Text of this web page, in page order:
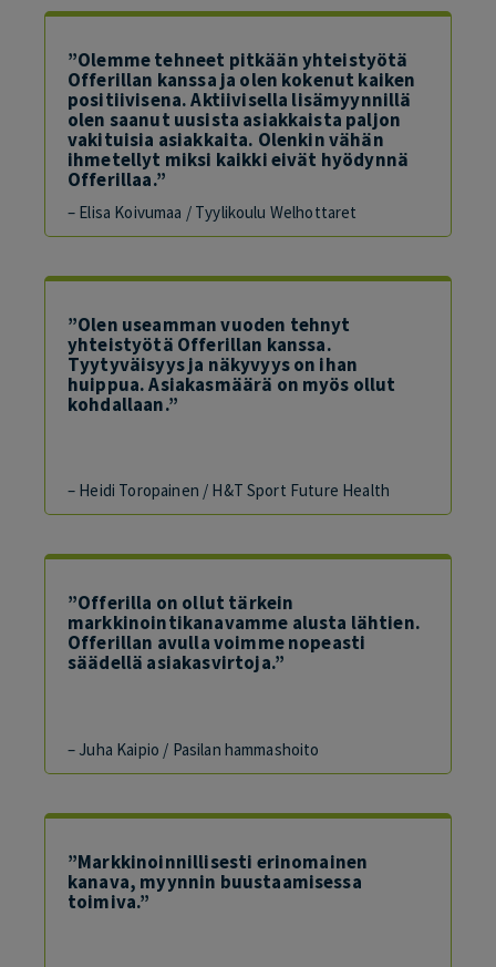
”Olemme tehneet pitkään yhteistyötä
Offerillan kanssa ja olen kokenut kaiken
positiivisena. Aktiivisella lisämyynnillä
olen saanut uusista asiakkaista paljon
vakituisia asiakkaita. Olenkin vähän
ihmetellyt miksi kaikki eivät hyödynnä
Offerillaa.”
– Elisa Koivumaa / Tyylikoulu Welhottaret
”Olen useamman vuoden tehnyt
yhteistyötä Offerillan kanssa.
Tyytyväisyys ja näkyvyys on ihan
huippua. Asiakasmäärä on myös ollut
kohdallaan.”
– Heidi Toropainen / H&T Sport Future Health
”Offerilla on ollut tärkein
markkinointikanavamme alusta lähtien.
Offerillan avulla voimme nopeasti
säädellä asiakasvirtoja.”
– Juha Kaipio / Pasilan hammashoito
”Markkinoinnillisesti erinomainen
kanava, myynnin buustaamisessa
toimiva.”